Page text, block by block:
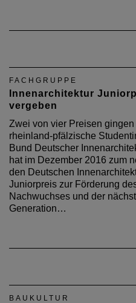
FACHGRUPPE
Innenarchitektur
vergeben
Zwei von vier Preisen gingen
rheinland-pfälzische
Bund Deutscher
hat im Dezember 2016 zum
den Deutschen
Juniorpreis zur Förderung
Nachwuchses und der
Generation…
BAUKULTUR